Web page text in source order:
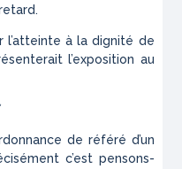
l’atteinte à la dignité de
l’exposition au
de référé d’un
c’est pensons-